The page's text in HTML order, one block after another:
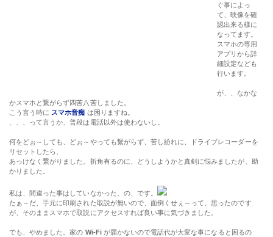
ぐ事によっ
て、映像を確
認出来る様に
なってます。
スマホの専用
アプリから詳
細設定なども
行います。
が、、なかな
かスマホと繋がらず四苦八苦しました。
こう言う時に スマホ音痴 は困りますね。
、、、って言うか、普段は電話以外は使わないし。
何をどぉ～しても、どぉ～やっても繋がらず、苦し紛れに、ドライブレコーダーを
リセットしたら、
あっけなく繋がりました。折角有るのに、どうしようかと真剣に悩みましたが、助
かりました。
私は、間違った事はしていなかった、の、です。
たぁ～だ、手元に印刷された取説が無いので、面倒くせぇ～って、思ったのです
が、そのままスマホで取説にアクセスすれば良い事に気づきました。
でも、やめました。家の Wi-Fiが届かないので電話代が大変な事になると困るの